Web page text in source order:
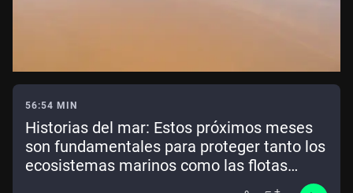
56:54 MIN
Historias del mar: Estos próximos meses
son fundamentales para proteger tanto los
ecosistemas marinos como las flotas